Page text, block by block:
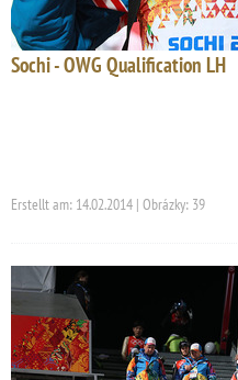
Sochi - OWG Qualification LH
Erstellt am: 14.02.2014 | Obrázky: 39